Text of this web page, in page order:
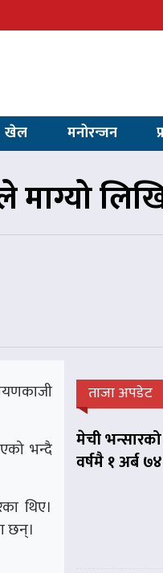
खेल मनोरन्जन
माग्यो
भन्दै
थिए।
छन्।
ताजा अपडेट
मेची
वर्षमै १ अर्ब